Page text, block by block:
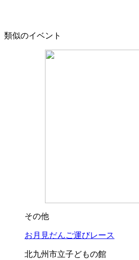
類似のイベント
その他
お月見だんご運びレース
北九州市立子どもの館